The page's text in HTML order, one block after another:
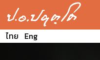
ไทย Eng